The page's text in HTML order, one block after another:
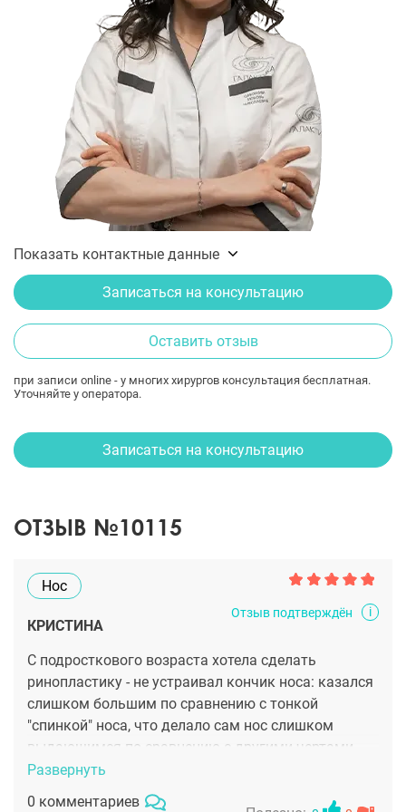
Показать контактные данные
Записаться на консультацию
Оставить отзыв
при записи online - у многих хирургов консультация бесплатная.
Уточняйте у оператора.
Записаться на консультацию
ОТЗЫВ №10115
Отзыв подтверждён i
Нос
КРИСТИНА
С подросткового возраста хотела сделать
ринопластику - не устраивал кончик носа: казался
слишком большим по сравнению с тонкой
"спинкой" носа, что делало сам нос слишком
выдающимся по сравнению с другими чертами
лица. Кроме того, беспокоило S-образное
искривление перегородки носа, в связи с чем было
Развернуть
0 комментариев